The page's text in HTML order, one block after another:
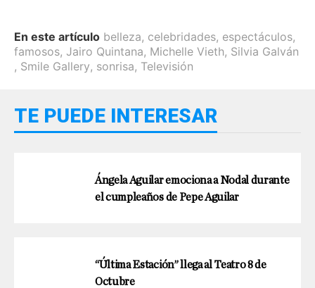
En este artículo belleza, celebridades, espectáculos,
famosos, Jairo Quintana, Michelle Vieth, Silvia Galván
, Smile Gallery, sonrisa, Televisión
TE PUEDE INTERESAR
Ángela Aguilar emociona a Nodal durante
el cumpleaños de Pepe Aguilar
“Última Estación” llega al Teatro 8 de
Octubre